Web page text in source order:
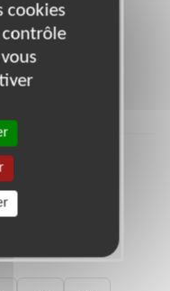
cookies